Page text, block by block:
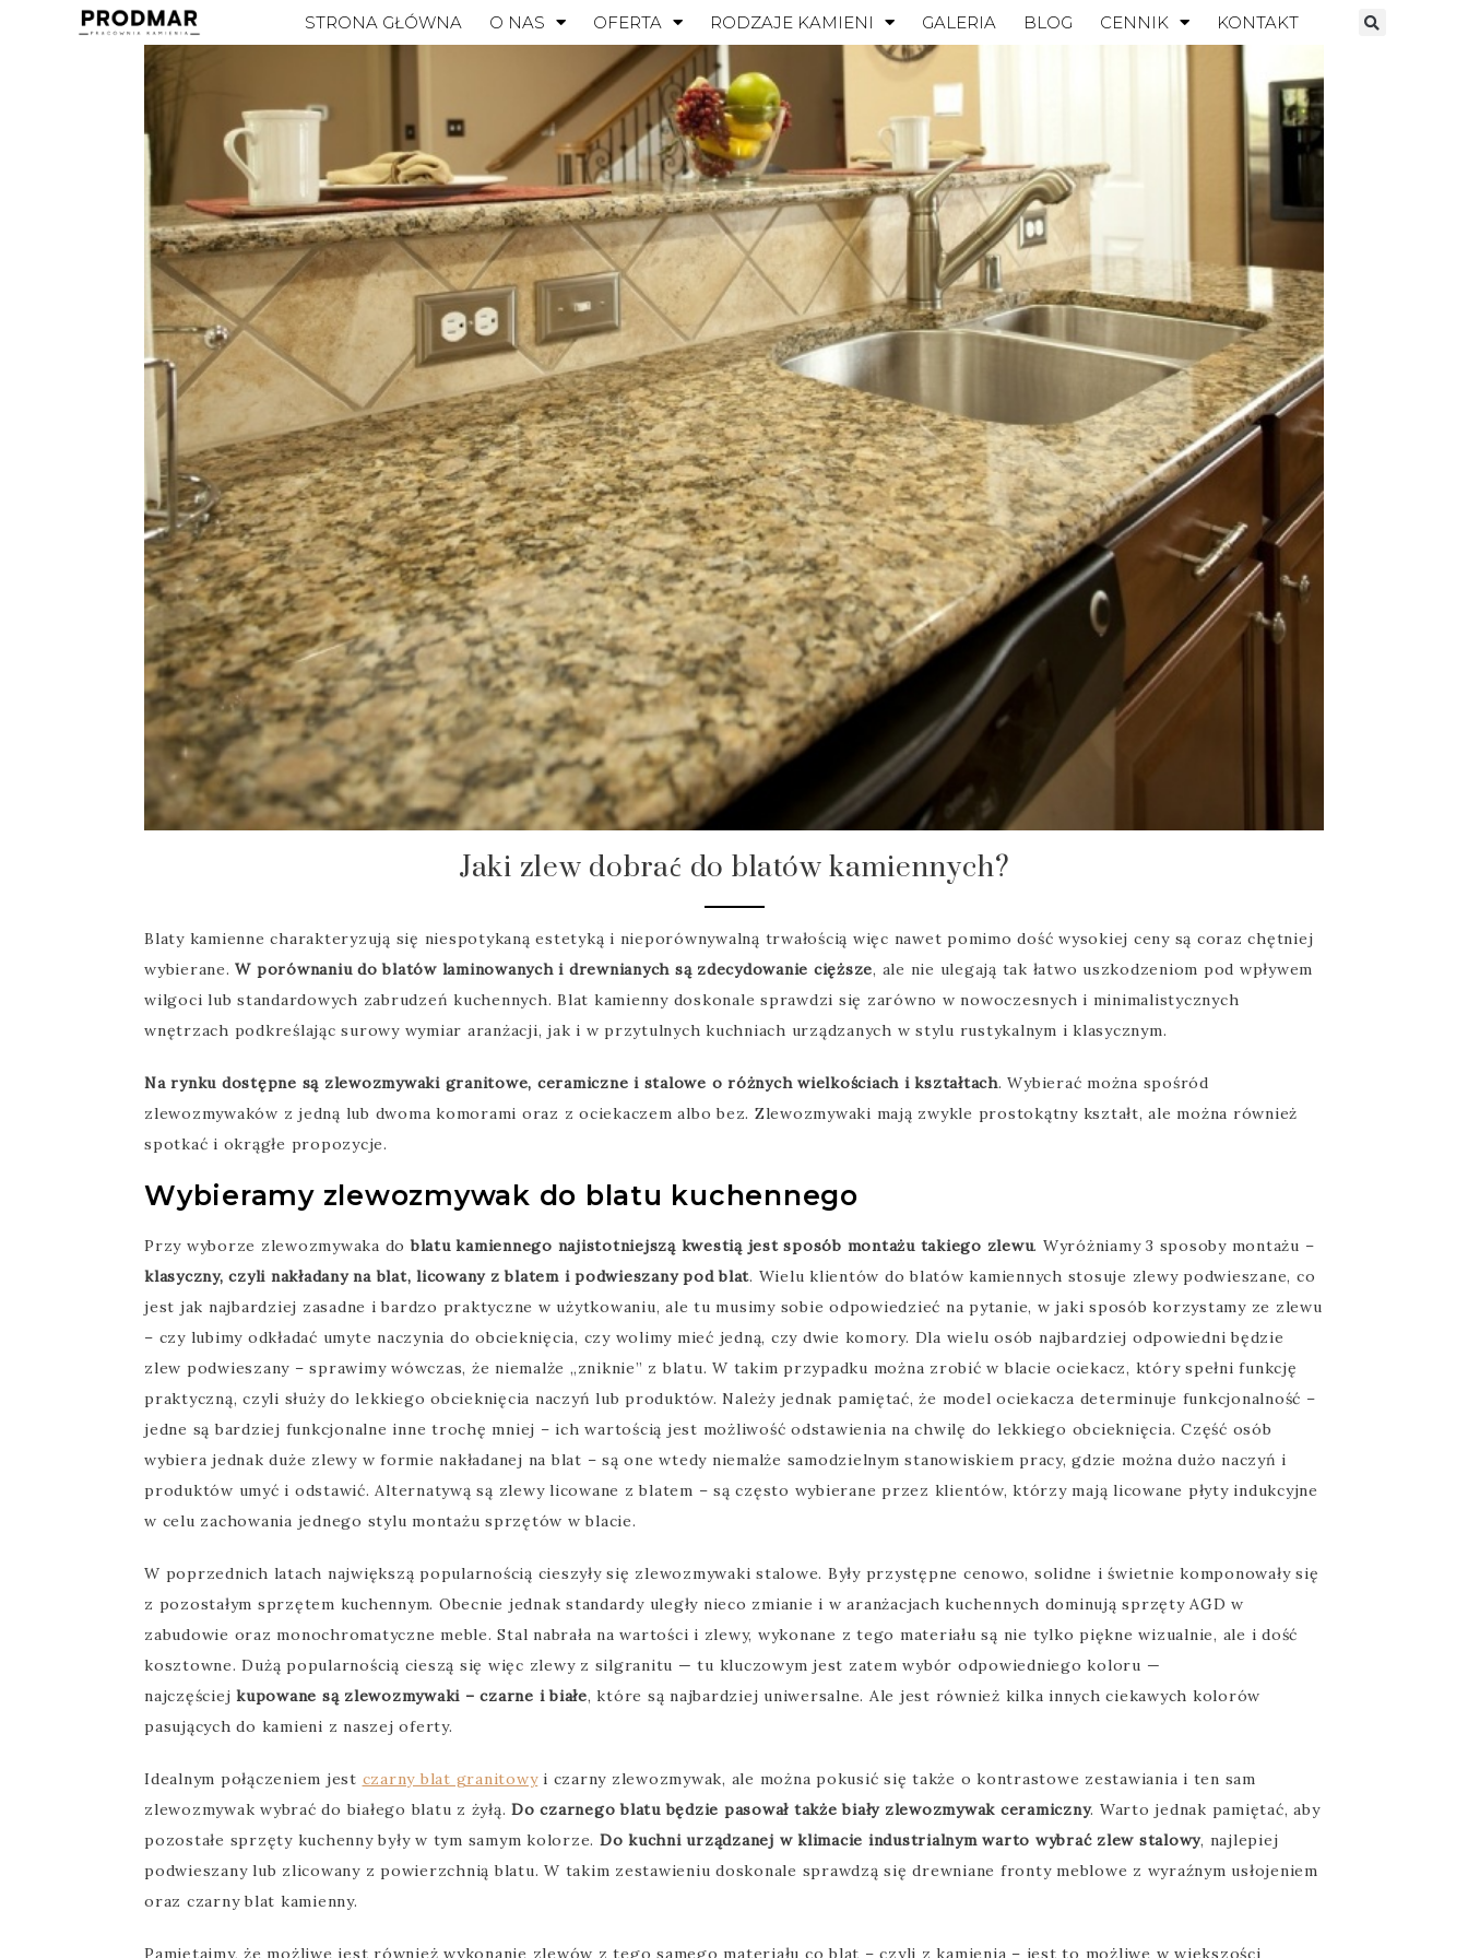
STRONA GŁÓWNA O NAS OFERTA RODZAJE KAMIENI GALERIA BLOG CENNIK KONTAKT
Jaki zlew dobrać do blatów kamiennych?
Blaty kamienne charakteryzują się niespotykaną estetyką i nieporównywalną trwałością więc nawet pomimo dość wysokiej ceny są coraz chętniej
wybierane.W porównaniu do blatów laminowanych i drewnianych są zdecydowanie cięższe, ale nie ulegają tak łatwo uszkodzeniom pod wpływem
wilgoci lub standardowych zabrudzeń kuchennych. Blat kamienny doskonale sprawdzi się zarówno w nowoczesnych i minimalistycznych
wnętrzach podkreślając surowy wymiar aranżacji, jak i w przytulnych kuchniach urządzanych w stylu rustykalnym i klasycznym.
Na rynku dostępne są zlewozmywaki granitowe, ceramiczne i stalowe o różnych wielkościach i kształtach. Wybierać można spośród
zlewozmywaków z jedną lub dwoma komorami oraz z ociekaczem albo bez. Zlewozmywaki mają zwykle prostokątny kształt, ale można również
spotkać i okrągłe propozycje.
Wybieramy zlewozmywak do blatu kuchennego
Przy wyborze zlewozmywaka doblatu kamiennego najistotniejszą kwestią jest sposób montażu takiego zlewu. Wyróżniamy 3 sposoby montażu –
klasyczny, czyli nakładany na blat, licowany z blatem i podwieszany pod blat. Wielu klientów do blatów kamiennych stosuje zlewy podwieszane, co
jest jak najbardziej zasadne i bardzo praktyczne w użytkowaniu, ale tu musimy sobie odpowiedzieć na pytanie, w jaki sposób korzystamy ze zlewu
– czy lubimy odkładać umyte naczynia do obcieknięcia, czy wolimy mieć jedną, czy dwie komory. Dla wielu osób najbardziej odpowiedni będzie
zlew podwieszany – sprawimy wówczas, że niemalże „zniknie” z blatu. W takim przypadku można zrobić w blacie ociekacz, który spełni funkcję
praktyczną, czyli służy do lekkiego obcieknięcia naczyń lub produktów. Należy jednak pamiętać, że model ociekacza determinuje funkcjonalność –
jedne są bardziej funkcjonalne inne trochę mniej – ich wartością jest możliwość odstawienia na chwilę do lekkiego obcieknięcia. Część osób
wybiera jednak duże zlewy w formie nakładanej na blat – są one wtedy niemalże samodzielnym stanowiskiem pracy, gdzie można dużo naczyń i
produktów umyć i odstawić. Alternatywą są zlewy licowane z blatem – są często wybierane przez klientów, którzy mają licowane płyty indukcyjne
w celu zachowania jednego stylu montażu sprzętów w blacie.
W poprzednich latach największą popularnością cieszyły się zlewozmywaki stalowe. Były przystępne cenowo, solidne i świetnie komponowały się
z pozostałym sprzętem kuchennym. Obecnie jednak standardy uległy nieco zmianie i w aranżacjach kuchennych dominują sprzęty AGD w
zabudowie oraz monochromatyczne meble. Stal nabrała na wartości i zlewy, wykonane z tego materiału są nie tylko piękne wizualnie, ale i dość
kosztowne. Dużą popularnością cieszą się więc zlewy z silgranitu — tu kluczowym jest zatem wybór odpowiedniego koloru —
najczęściej kupowane są zlewozmywaki – czarne i białe, które są najbardziej uniwersalne. Ale jest również kilka innych ciekawych kolorów
pasujących do kamieni z naszej oferty.
Idealnym połączeniem jest czarny blat granitowyi czarny zlewozmywak, ale można pokusić się także o kontrastowe zestawiania i ten sam
zlewozmywak wybrać do białego blatu z żyłą. Do czarnego blatu będzie pasował także biały zlewozmywak ceramiczny. Warto jednak pamiętać, aby
pozostałe sprzęty kuchenny były w tym samym kolorze. Do kuchni urządzanej w klimacie industrialnym warto wybrać zlew stalowy, najlepiej
podwieszany lub zlicowany z powierzchnią blatu. W takim zestawieniu doskonale sprawdzą się drewniane fronty meblowe z wyraźnym usłojeniem
oraz czarny blat kamienny.
Pamiętajmy, że możliwe jest również wykonanie zlewów z tego samego materiału co blat – czyli z kamienia – jest to możliwe w większości